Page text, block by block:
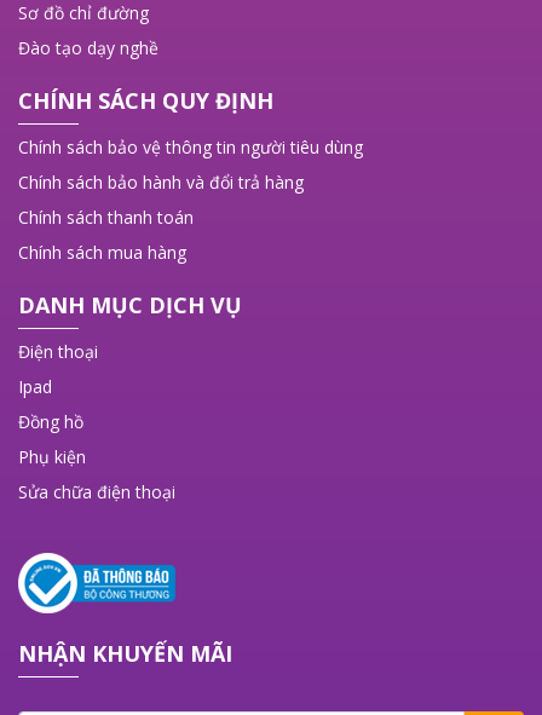
Sơ đồ chỉ đường
Đào tạo dạy nghề
CHÍNH SÁCH QUY ĐỊNH
Chính sách bảo vệ thông tin người tiêu dùng
Chính sách bảo hành và đổi trả hàng
Chính sách thanh toán
Chính sách mua hàng
DANH MỤC DỊCH VỤ
Điện thoại
Ipad
Đồng hồ
Phụ kiện
Sửa chữa điện thoại
NHẬN KHUYẾN MÃI